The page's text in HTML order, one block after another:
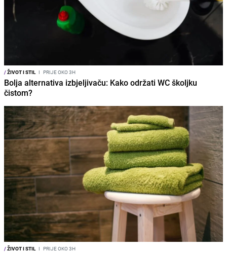
/ŽIVOT I STIL I PRIJE OKO 3H
Bolja alternativa izbjeljivaču: Kako održati WC školjku
čistom?
/ŽIVOT I STIL I PRIJE OKO 3H